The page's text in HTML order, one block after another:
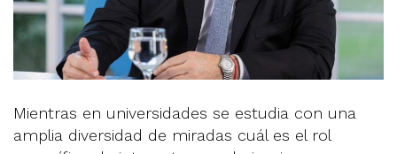
Mientras en universidades se estudia con una
amplia diversidad de miradas cuál es el rol